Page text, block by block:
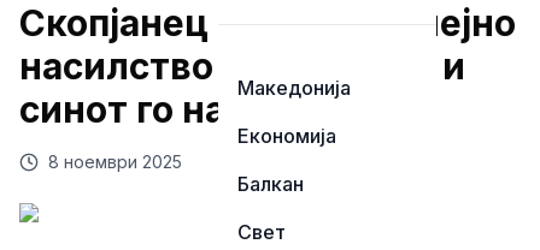
Македонија
Економија
Балкан
Свет
Скопјанец пријави семејно
насилство – сопругата и
синот го нападнале
8 ноември 2025